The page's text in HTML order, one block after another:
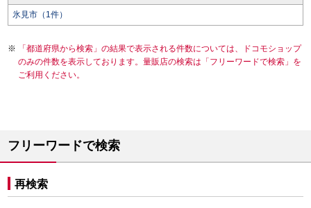
氷見市（1件）
「都道府県から検索」の結果で表示される件数については、ドコモショップ
のみの件数を表示しております。量販店の検索は「フリーワードで検索」を
ご利用ください。
フリーワードで検索
再検索